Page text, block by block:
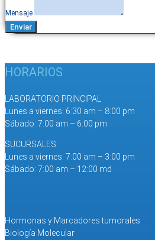
Mensaje
Enviar
HORARIOS
LABORATORIO PRINCIPAL
Lunes a viernes: 6:30 am – 8:00 pm
Sábado: 7:00 am – 6:00 pm
SUCURSALES
Lunes a viernes: 7:00 am – 3:00 pm
Sábado: 7:00 am – 12:00 md
Hormonas y Marcadores tumorales
Biología Molecular